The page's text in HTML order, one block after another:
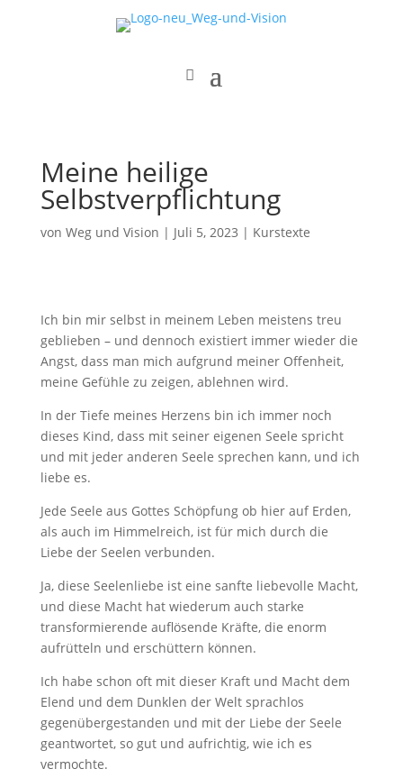
Meine heilige
Selbstverpflichtung
von Weg und Vision | Juli 5, 2023 | Kurstexte
Ich bin mir selbst in meinem Leben meistens treu
geblieben – und dennoch existiert immer wieder die
Angst, dass man mich aufgrund meiner Offenheit,
meine Gefühle zu zeigen, ablehnen wird.
In der Tiefe meines Herzens bin ich immer noch
dieses Kind, dass mit seiner eigenen Seele spricht
und mit jeder anderen Seele sprechen kann, und ich
liebe es.
Jede Seele aus Gottes Schöpfung ob hier auf Erden,
als auch im Himmelreich, ist für mich durch die
Liebe der Seelen verbunden.
Ja, diese Seelenliebe ist eine sanfte liebevolle Macht,
und diese Macht hat wiederum auch starke
transformierende auflösende Kräfte, die enorm
aufrütteln und erschüttern können.
Ich habe schon oft mit dieser Kraft und Macht dem
Elend und dem Dunklen der Welt sprachlos
gegenübergestanden und mit der Liebe der Seele
geantwortet, so gut und aufrichtig, wie ich es
vermochte.